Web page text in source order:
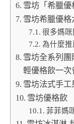
雪坊「希臘優
雪坊希臘優格
很多媽咪
為什麼推
雪坊全系列團
輕優格飲一次
雪坊法式手工
雪坊優格飲
菲菲媽